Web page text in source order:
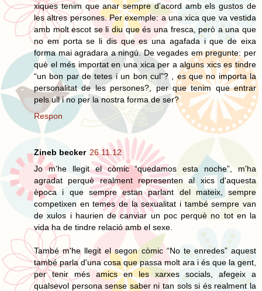
xiques tenim que anar sempre d'acord amb els gustos de
les altres persones. Per exemple: a una xica que va vestida
amb molt escot se li diu que és una fresca, però a una que
no em porta se li dis que es una agafada i que de eixa
forma mai agradara a ningú. De vegades em pregunte: per
què el més importat en una xica per a alguns xics es tindre
“un bon par de tetes i un bon cul”? , es que no importa la
personalitat de les persones?, per que tenim que entrar
pels ull i no per la nostra forma de ser?
Respon
Zineb becker 26.11.12
Jo m'he llegit el còmic “quedamos esta noche”, m'ha
agradat perquè realment representen al xics d'aquesta
època i que sempre estan parlant del mateix, sempre
competixen en temes de la sexualitat i també sempre van
de xulos i haurien de canviar un poc perquè no tot en la
vida ha de tindre relació amb el sexe.
També m'he llegit el segon còmic “No te enredes” aquest
també parla d'una cosa que passa molt ara i és que la gent,
per tenir més amics en les xarxes socials, afegeix a
qualsevol persona sense saber ni tan sols si és realment la